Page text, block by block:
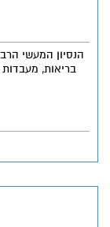
הנסיון המעשי
בריאות,